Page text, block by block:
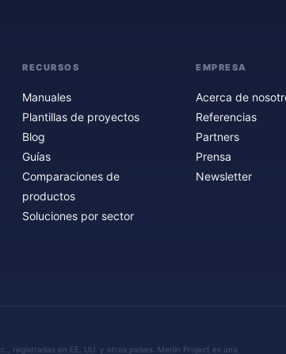
RECURSOS
Manuales
Plantillas de proyectos
Blog
Guías
Comparaciones de
productos
Soluciones por sector
EMPRESA
Acerca de
Referencias
Partners
Prensa
Newsletter
registradas en EE. UU. y otros países. Merlin Project es una